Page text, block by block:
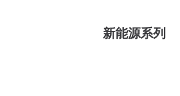
新能源系列